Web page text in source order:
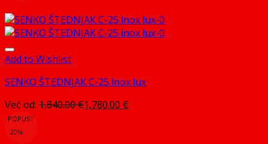
1,812.50 €.
Add to Wishlist
SENKO ŠTEDNJAK C-25 inox lux
Već od: 1,840.00€1,780.00 €
POPUST
20%